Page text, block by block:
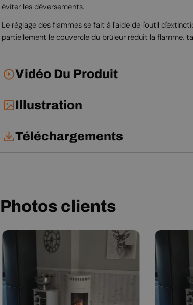
éviter les déversements.
Le réglage des flammes se fait à l'aide de l'outil
partiellement le couvercle du brûleur réduit la flamme,
Vidéo Du Produit
Illustration
Téléchargements
Photos clients